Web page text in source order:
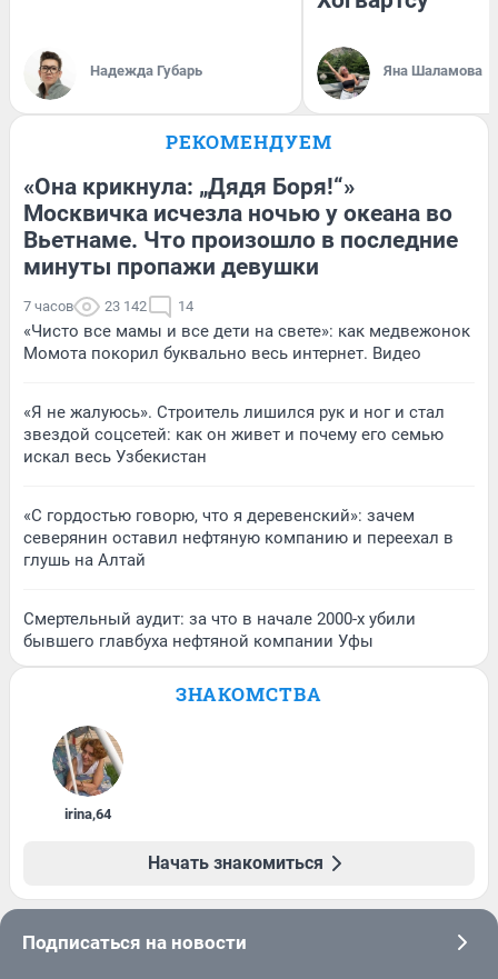
Надежда Губарь Яна Шаламова
РЕКОМЕНДУЕМ
«Она крикнула: „Дядя Боря!“»
Москвичка исчезла ночью у океана во
Вьетнаме. Что произошло в последние
минуты пропажи девушки
7 часов 23 142 14
«Чисто все мамы и все дети на свете»: как медвежонок
Момота покорил буквально весь интернет. Видео
«Я не жалуюсь». Строитель лишился рук и ног и стал
звездой соцсетей: как он живет и почему его семью
искал весь Узбекистан
«С гордостью говорю, что я деревенский»: зачем
северянин оставил нефтяную компанию и переехал в
глушь на Алтай
Смертельный аудит: за что в начале 2000-х убили
бывшего главбуха нефтяной компании Уфы
ЗНАКОМСТВА
irina,64
Начать знакомиться
Подписаться на новости